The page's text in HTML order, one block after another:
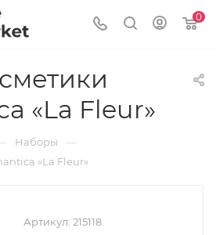
0
«La Fleur»
Наборы —
«La Fleur»
Артикул: 215118